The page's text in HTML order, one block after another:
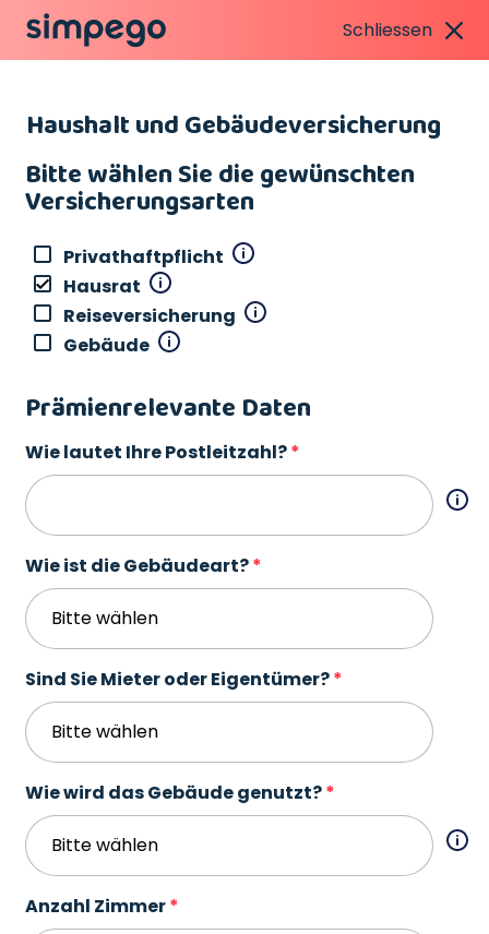
Schliessen
Haushalt und Gebäudeversicherung
Bitte wählen Sie die gewünschten
Versicherungsarten
Privathaftpflicht
Hausrat
Reiseversicherung
Gebäude
Prämienrelevante Daten
Wie lautet Ihre Postleitzahl?
Wie ist die Gebäudeart?
Sind Sie Mieter oder Eigentümer?
Wie wird das Gebäude genutzt?
Anzahl Zimmer